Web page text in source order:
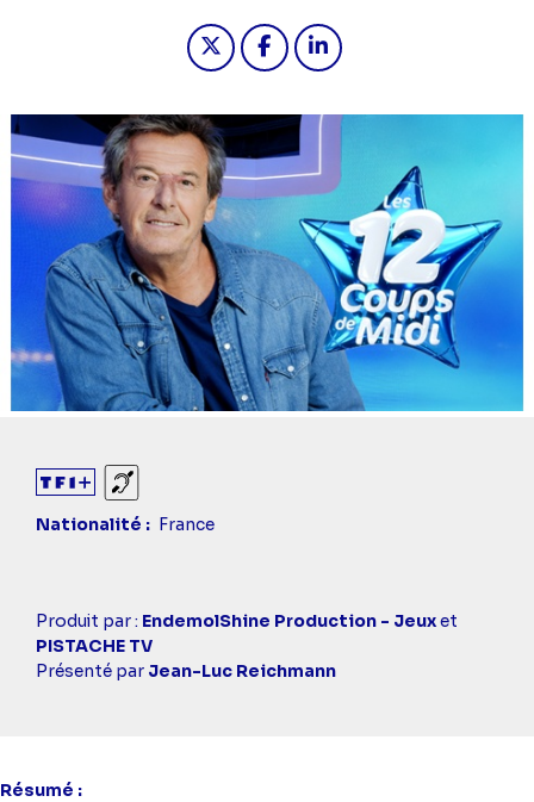
Partager "2026-05-22 11:50 - Les
Partager "2026-05-22 11:50
Sourds et malentendants
Nationalité
France
Casting
simba
Produit par : EndemolShine Production - Jeuxet
PISTACHE TV
Présenté par Jean-Luc Reichmann
Résumé